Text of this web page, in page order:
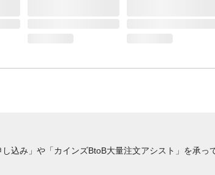
込み」や「カインズBtoB大量注文アシスト」を承っ